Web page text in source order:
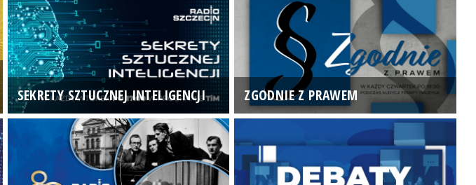
SEKRETY SZTUCZNEJ INTELIGENCJI ZGODNIE Z PRAWEM